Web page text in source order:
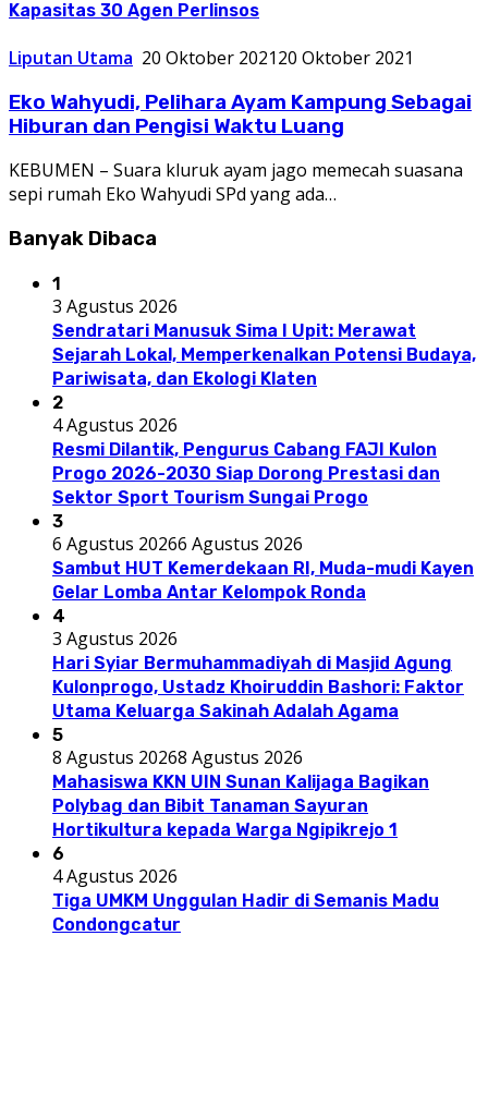
Kapasitas 30 Agen Perlinsos
Liputan Utama 20 Oktober 202120 Oktober 2021
Eko Wahyudi, Pelihara Ayam Kampung Sebagai
Hiburan dan Pengisi Waktu Luang
KEBUMEN – Suara kluruk ayam jago memecah suasana
sepi rumah Eko Wahyudi SPd yang ada…
Banyak Dibaca
1
3 Agustus 2026
Sendratari Manusuk Sima I Upit: Merawat
Sejarah Lokal, Memperkenalkan Potensi Budaya,
Pariwisata, dan Ekologi Klaten
2
4 Agustus 2026
Resmi Dilantik, Pengurus Cabang FAJI Kulon
Progo 2026-2030 Siap Dorong Prestasi dan
Sektor Sport Tourism Sungai Progo
3
6 Agustus 20266 Agustus 2026
Sambut HUT Kemerdekaan RI, Muda-mudi Kayen
Gelar Lomba Antar Kelompok Ronda
4
3 Agustus 2026
Hari Syiar Bermuhammadiyah di Masjid Agung
Kulonprogo, Ustadz Khoiruddin Bashori: Faktor
Utama Keluarga Sakinah Adalah Agama
5
8 Agustus 20268 Agustus 2026
Mahasiswa KKN UIN Sunan Kalijaga Bagikan
Polybag dan Bibit Tanaman Sayuran
Hortikultura kepada Warga Ngipikrejo 1
6
4 Agustus 2026
Tiga UMKM Unggulan Hadir di Semanis Madu
Condongcatur